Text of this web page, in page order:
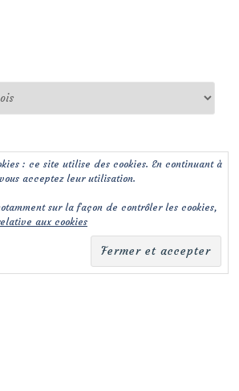
: ce site utilise des cookies. En continuant à
acceptez leur utilisation.
sur la façon de contrôler les cookies,
aux cookies